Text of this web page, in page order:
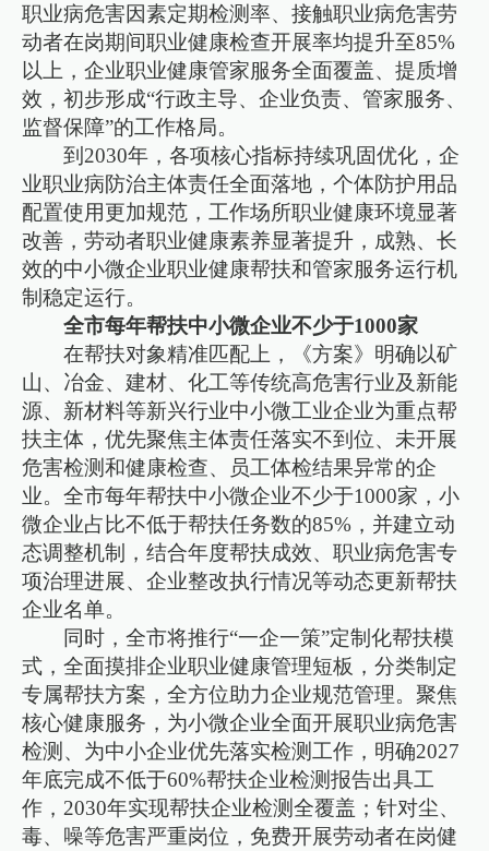
职业病危害因素定期检测率、接触职业病危害劳
动者在岗期间职业健康检查开展率均提升至85%
以上，企业职业健康管家服务全面覆盖、提质增
效，初步形成“行政主导、企业负责、管家服务、
监督保障”的工作格局。
到2030年，各项核心指标持续巩固优化，企
业职业病防治主体责任全面落地，个体防护用品
配置使用更加规范，工作场所职业健康环境显著
改善，劳动者职业健康素养显著提升，成熟、长
效的中小微企业职业健康帮扶和管家服务运行机
制稳定运行。
全市每年帮扶中小微企业不少于1000家
在帮扶对象精准匹配上，《方案》明确以矿
山、冶金、建材、化工等传统高危害行业及新能
源、新材料等新兴行业中小微工业企业为重点帮
扶主体，优先聚焦主体责任落实不到位、未开展
危害检测和健康检查、员工体检结果异常的企
业。全市每年帮扶中小微企业不少于1000家，小
微企业占比不低于帮扶任务数的85%，并建立动
态调整机制，结合年度帮扶成效、职业病危害专
项治理进展、企业整改执行情况等动态更新帮扶
企业名单。
同时，全市将推行“一企一策”定制化帮扶模
式，全面摸排企业职业健康管理短板，分类制定
专属帮扶方案，全方位助力企业规范管理。聚焦
核心健康服务，为小微企业全面开展职业病危害
检测、为中小企业优先落实检测工作，明确2027
年底完成不低于60%帮扶企业检测报告出具工
作，2030年实现帮扶企业检测全覆盖；针对尘、
毒、噪等危害严重岗位，免费开展劳动者在岗健